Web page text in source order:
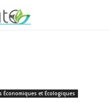
et Écologiques